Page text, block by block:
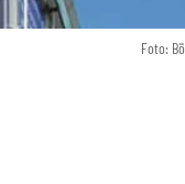
Foto: